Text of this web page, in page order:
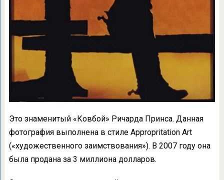
Это знаменитый «Ковбой» Ричарда Принса. Данная
фотография выполнена в стиле Appropritation Art
(«художественного заимствования»). В 2007 году она
была продана за 3 миллиона долларов.